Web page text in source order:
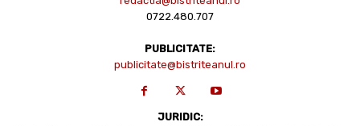
0722.480.707
PUBLICITATE:
publicitate@bistriteanul.ro
JURIDIC: